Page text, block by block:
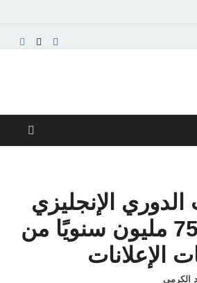
نيوز
الإنجليزي
الممتاز £750 مليون سنويًا من
الإعلانات
الكرمي